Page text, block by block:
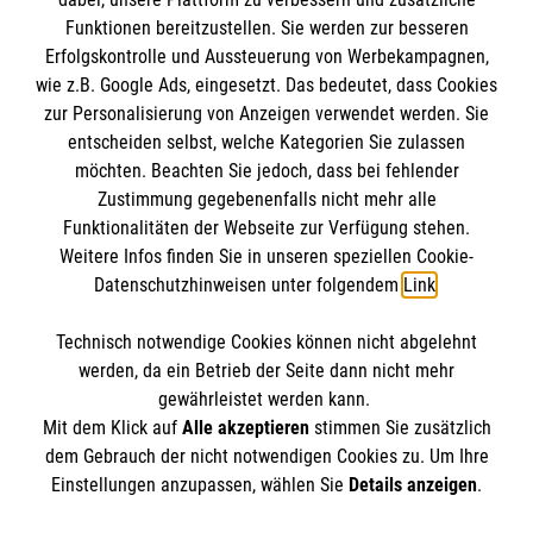
Impressum
Datenschutz
Barrierefreiheit
Kontakt
Die Malteser
Malteser in Deutschland
Malteserorden
Sharepoint
Spendenkonto
Bank: Pax-Bank
IBAN: DE26 3706 0120 1201 2091 33
BIC: GENODED1PA7
So finden Sie uns
Ebertstr. 2
30926 Seelze
Der Malteser Hilfsdienst e.V. ist als eingetragene
Funktionen bereitzustellen. Sie werden zur besseren
Erfolgskontrolle und Aussteuerung von Werbekampagnen,
wie z.B. Google Ads, eingesetzt. Das bedeutet, dass Cookies
zur Personalisierung von Anzeigen verwendet werden. Sie
entscheiden selbst, welche Kategorien Sie zulassen
möchten. Beachten Sie jedoch, dass bei fehlender
Zustimmung gegebenenfalls nicht mehr alle
Funktionalitäten der Webseite zur Verfügung stehen.
Weitere Infos finden Sie in unseren speziellen Cookie-
Datenschutzhinweisen unter folgendem Link.
Technisch notwendige Cookies können nicht abgelehnt
werden, da ein Betrieb der Seite dann nicht mehr
gewährleistet werden kann.
Mit dem Klick auf Alle akzeptierenstimmen Sie zusätzlich
dem Gebrauch der nicht notwendigen Cookies zu. Um Ihre
Einstellungen anzupassen, wählen Sie Details anzeigen.